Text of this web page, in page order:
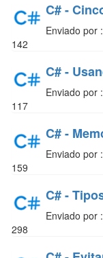
C# -
Enviado por
142
C# -
Enviado por
117
C# -
Enviado por
159
C# -
Enviado por
298